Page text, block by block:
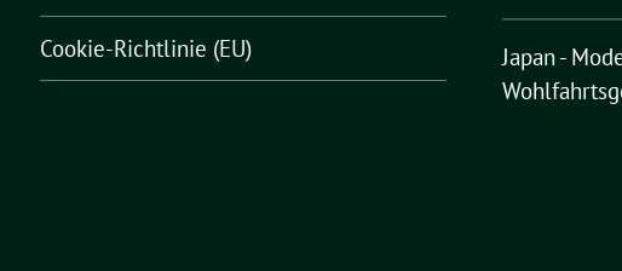
Cookie-Richtlinie (EU)
Japan -